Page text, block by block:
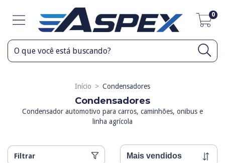
0
Início > Condensadores
Condensadores
Condensador automotivo para carros, caminhões, onibus e
linha agrícola
Filtrar